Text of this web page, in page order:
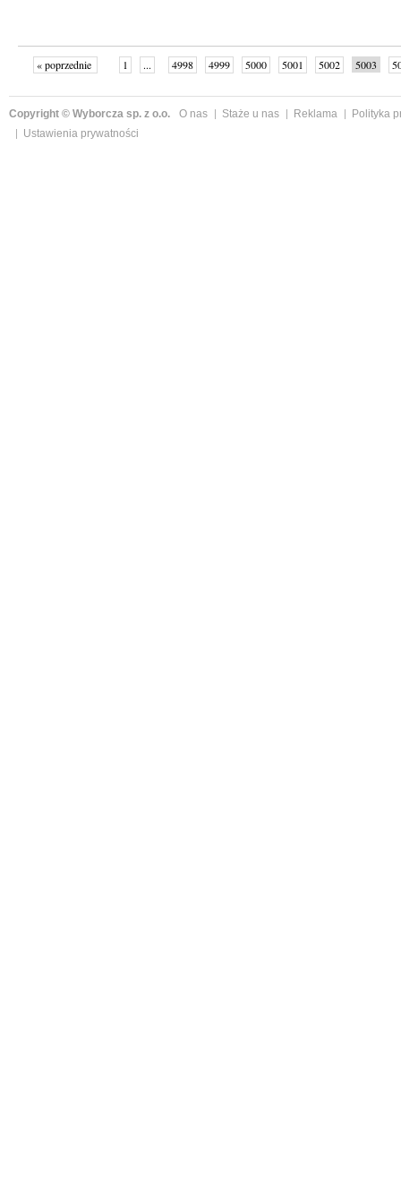
« poprzednie 1 ... 4998 4999 5000 5001 5002 5003
Copyright © Wyborcza sp. z o.o. O nas Staże u nas Reklama
Polityka
Ustawienia prywatności